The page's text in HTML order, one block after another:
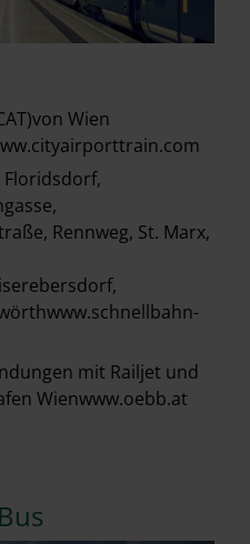
Wien
Floridsdorf,
Rennweg, St. Marx,
mit Railjet und
Wienwww.oebb.at